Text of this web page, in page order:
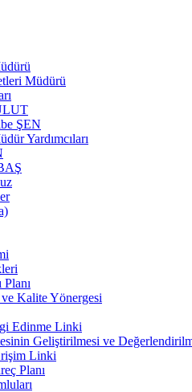
Müdürü
ŞEN
Yardımcıları
ve Kalite Yönergesi
Edinme Linki
Geliştirilmesi ve
Linki
Planı